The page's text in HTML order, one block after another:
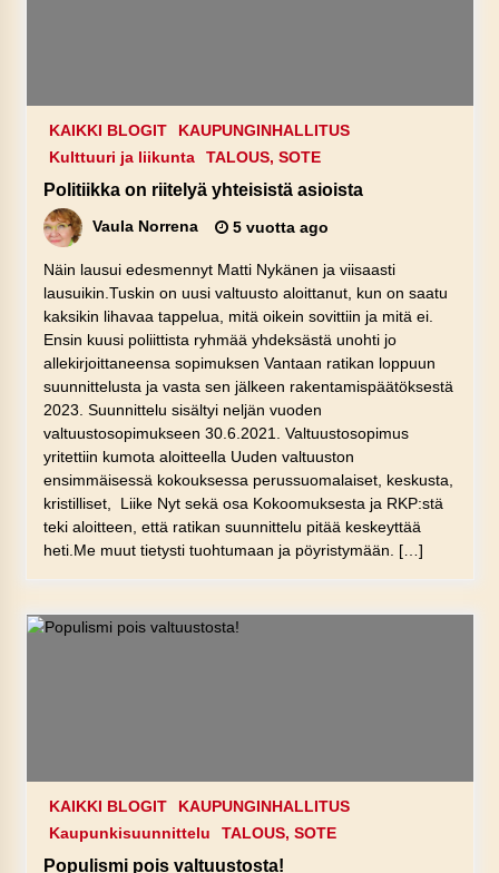
KAIKKI BLOGIT
KAUPUNGINHALLITUS
Kulttuuri ja liikunta
TALOUS, SOTE
Politiikka on riitelyä yhteisistä asioista
Vaula Norrena 5 vuotta ago
Näin lausui edesmennyt Matti Nykänen ja viisaasti
lausuikin.Tuskin on uusi valtuusto aloittanut, kun on saatu
kaksikin lihavaa tappelua, mitä oikein sovittiin ja mitä ei.
Ensin kuusi poliittista ryhmää yhdeksästä unohti jo
allekirjoittaneensa sopimuksen Vantaan ratikan loppuun
suunnittelusta ja vasta sen jälkeen rakentamispäätöksestä
2023. Suunnittelu sisältyi neljän vuoden
valtuustosopimukseen 30.6.2021. Valtuustosopimus
yritettiin kumota aloitteella Uuden valtuuston
ensimmäisessä kokouksessa perussuomalaiset, keskusta,
kristilliset, Liike Nyt sekä osa Kokoomuksesta ja RKP:stä
teki aloitteen, että ratikan suunnittelu pitää keskeyttää
heti.Me muut tietysti tuohtumaan ja pöyristymään. […]
KAIKKI BLOGIT
KAUPUNGINHALLITUS
Kaupunkisuunnittelu
TALOUS, SOTE
Populismi pois valtuustosta!